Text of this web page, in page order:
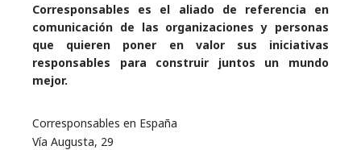
Corresponsables es el aliado de referencia en
comunicación de las organizaciones y personas
que quieren poner en valor sus iniciativas
responsables para construir juntos un mundo
mejor.
Corresponsables en España
Vía Augusta, 29